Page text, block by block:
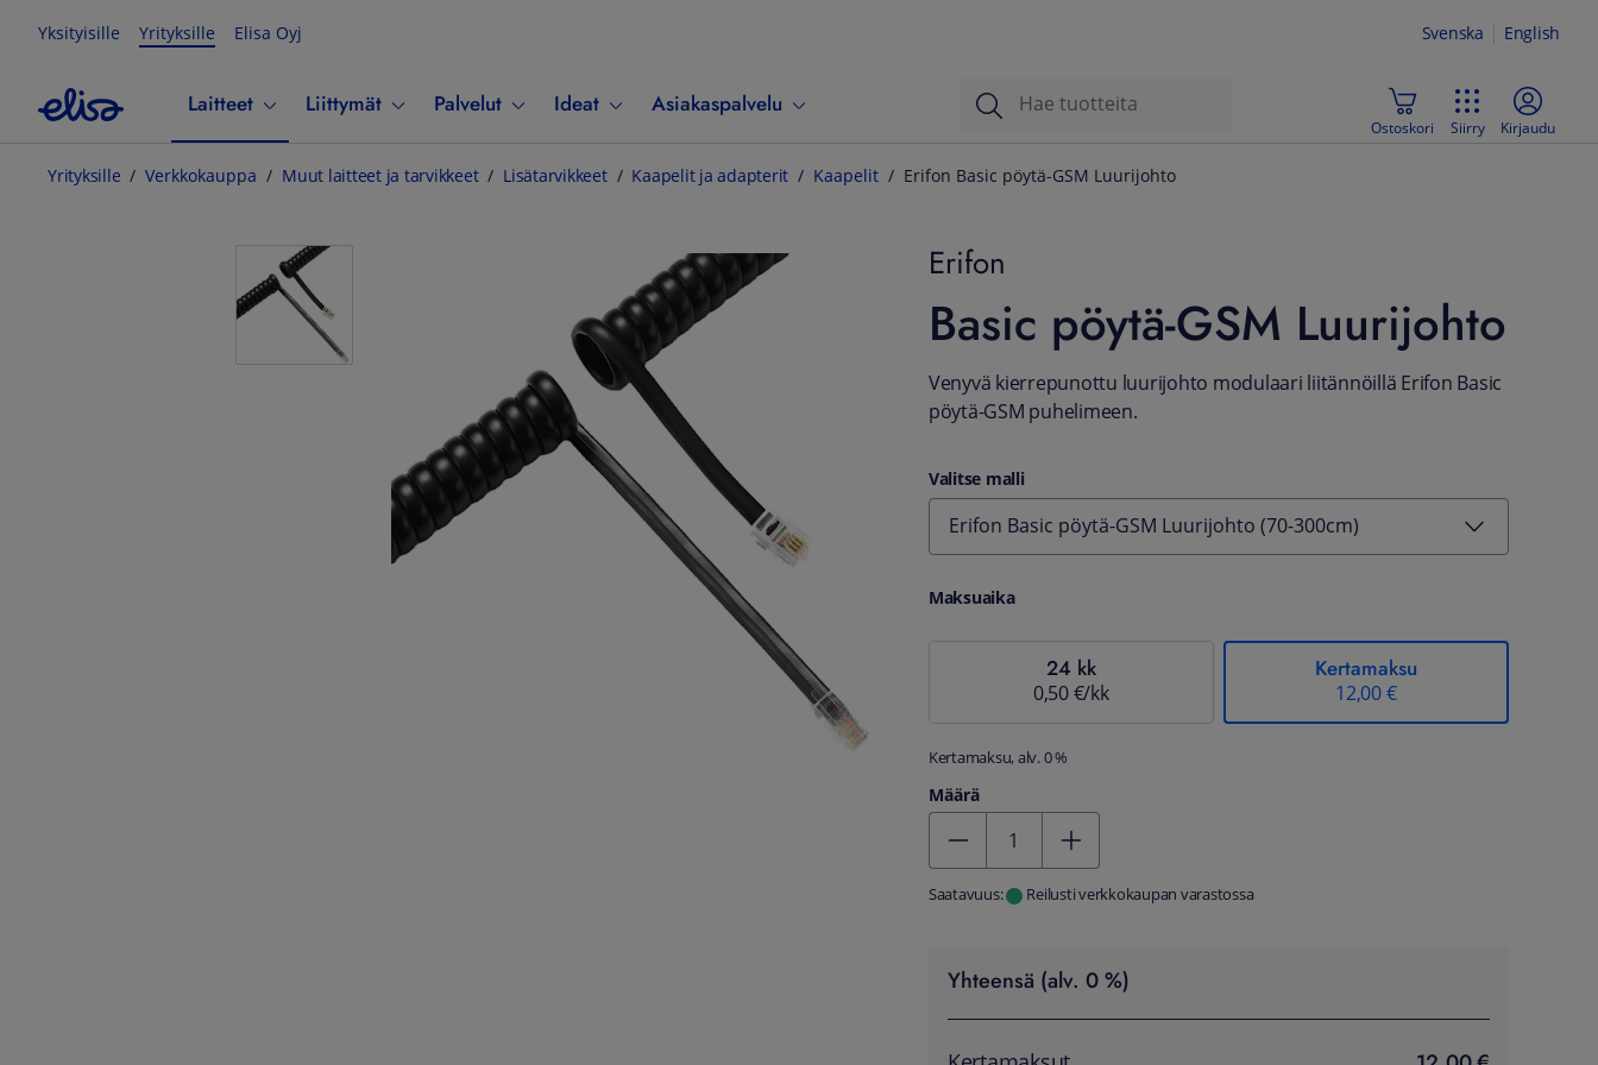
Yksityisille Yrityksille Elisa Oyj Svenska English
Laitteet Liittymät Palvelut Ideat Asiakaspalvelu
Ostoskori Siirry Kirjaudu
Yrityksille Verkkokauppa Muut laitteet ja tarvikkeet Lisätarvikkeet Kaapelit ja adapterit Kaapelit Erifon Basic pöytä-GSM Luurijohto
Erifon
Basic pöytä-GSM Luurijohto
Venyvä kierrepunottu luurijohto modulaari liitännöillä Erifon Basic
pöytä-GSM puhelimeen.
Valitse malli
Erifon Basic pöytä-GSM Luurijohto (70-300cm)
Maksuaika
24 kk
0,50 €/kk
Kertamaksu
12,00 €
Kertamaksu, alv. 0 %
Määrä
Saatavuus: Reilusti verkkokaupan varastossa
Yhteensä (alv. 0 %)